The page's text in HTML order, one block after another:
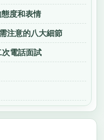
度和表情
注意的八大細節
電話面試